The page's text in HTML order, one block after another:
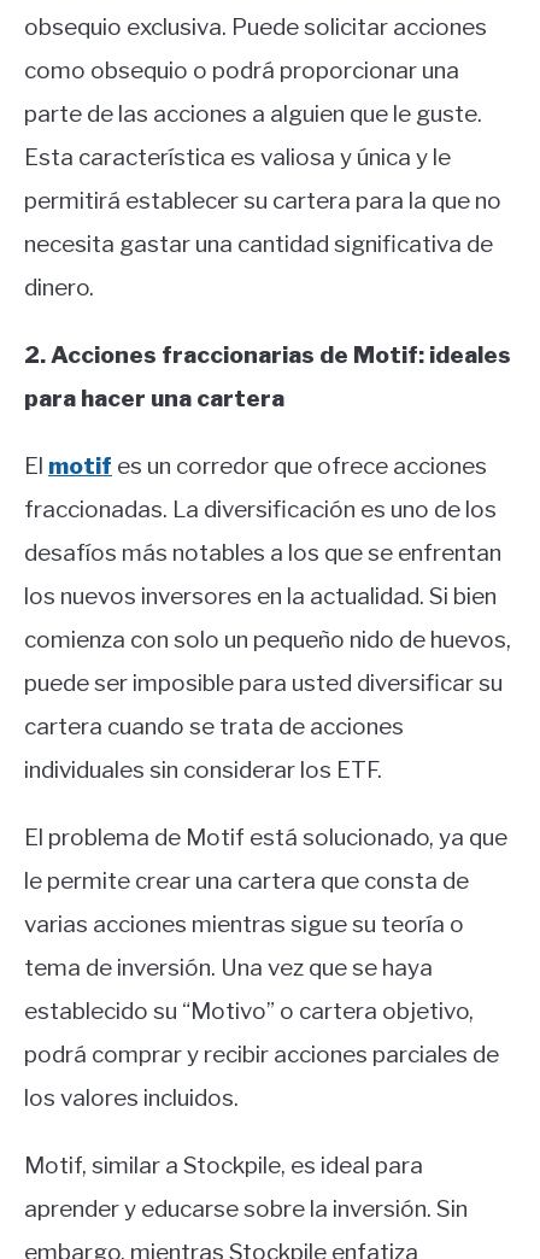
obsequio exclusiva. Puede solicitar acciones
como obsequio o podrá proporcionar una
parte de las acciones a alguien que le guste.
Esta característica es valiosa y única y le
permitirá establecer su cartera para la que no
necesita gastar una cantidad significativa de
dinero.
2. Acciones fraccionarias de Motif: ideales
para hacer una cartera
El motif es un corredor que ofrece acciones
fraccionadas. La diversificación es uno de los
desafíos más notables a los que se enfrentan
los nuevos inversores en la actualidad. Si bien
comienza con solo un pequeño nido de huevos,
puede ser imposible para usted diversificar su
cartera cuando se trata de acciones
individuales sin considerar los ETF.
El problema de Motif está solucionado, ya que
le permite crear una cartera que consta de
varias acciones mientras sigue su teoría o
tema de inversión. Una vez que se haya
establecido su “Motivo” o cartera objetivo,
podrá comprar y recibir acciones parciales de
los valores incluidos.
Motif, similar a Stockpile, es ideal para
aprender y educarse sobre la inversión. Sin
embargo, mientras Stockpile enfatiza